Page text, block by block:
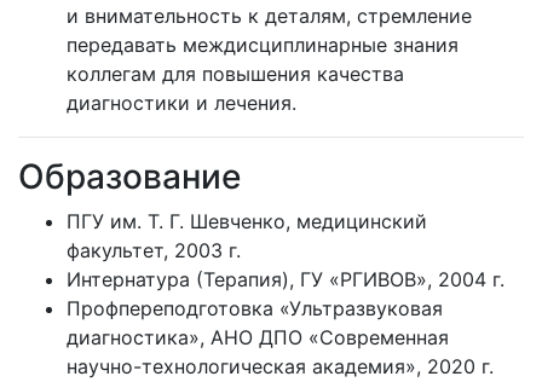
и внимательность к деталям, стремление
передавать междисциплинарные знания
коллегам для повышения качества
диагностики и лечения.
Образование
ПГУ им. Т. Г. Шевченко, медицинский
факультет, 2003 г.
Интернатура (Терапия), ГУ «РГИВОВ», 2004 г.
Профпереподготовка «Ультразвуковая
диагностика», АНО ДПО «Современная
научно-технологическая академия», 2020 г.